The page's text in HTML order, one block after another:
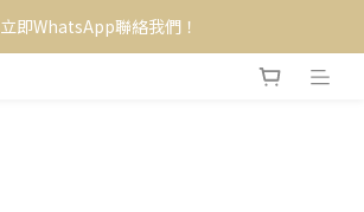
立即WhatsApp聯絡我們！